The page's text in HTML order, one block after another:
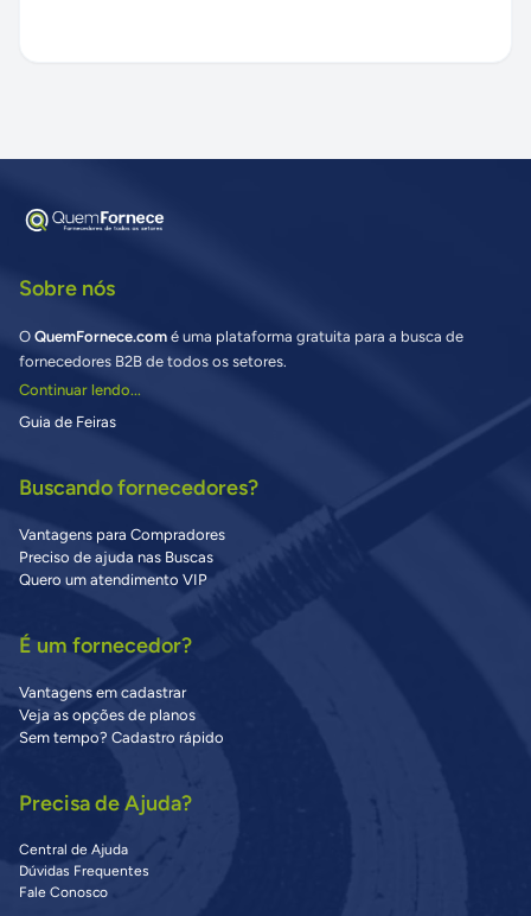
Sobre nós
O QuemFornece.com é uma plataforma gratuita para a busca de
fornecedores B2B de todos os setores.
Continuar lendo...
Guia de Feiras
Buscando fornecedores?
Vantagens para Compradores
Preciso de ajuda nas Buscas
Quero um atendimento VIP
É um fornecedor?
Vantagens em cadastrar
Veja as opções de planos
Sem tempo? Cadastro rápido
Precisa de Ajuda?
Central de Ajuda
Dúvidas Frequentes
Fale Conosco